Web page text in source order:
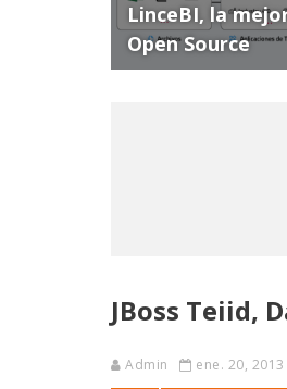
LinceBI, la
Open Source
JBoss Teiid,
Admin ene. 20, 2013